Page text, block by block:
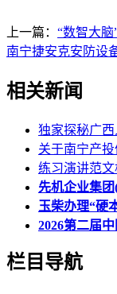
上一篇： “数智大脑
南宁捷安克安防设
相关新闻
独家探秘广
关于南宁产
练习演讲范文
先机企业集团
玉柴办理“硬
2026第二届
栏目导航